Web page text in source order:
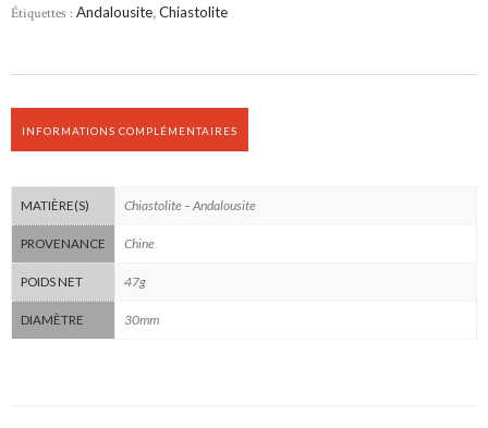
Étiquettes : Andalousite,Chiastolite
INFORMATIONS COMPLÉMENTAIRES
MATIÈRE(S) Chiastolite – Andalousite
PROVENANCE Chine
POIDS NET 47g
DIAMÈTRE 30mm